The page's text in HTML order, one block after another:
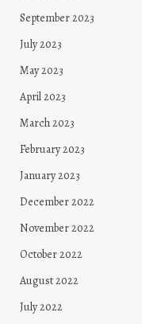
September 2023
July 2023
May 2023
April 2023
March 2023
February 2023
January 2023
December 2022
November 2022
October 2022
August 2022
July 2022